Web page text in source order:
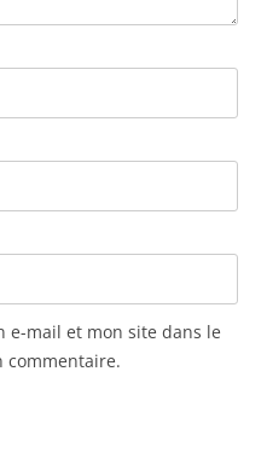
e-mail et mon site dans le
commentaire.